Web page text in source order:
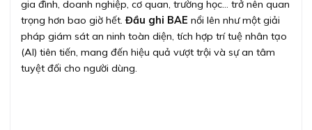
gia đình, doanh nghiệp, cơ quan, trường học… trở nên quan
trọng hơn bao giờ hết. Đầu ghi BAE nổi lên như một giải
pháp giám sát an ninh toàn diện, tích hợp trí tuệ nhân tạo
(AI) tiên tiến, mang đến hiệu quả vượt trội và sự an tâm
tuyệt đối cho người dùng.